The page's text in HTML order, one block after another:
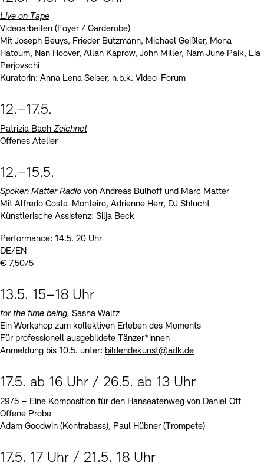
Live on Tape
Videoarbeiten (Foyer / Garderobe)
Mit Joseph Beuys, Frieder Butzmann, Michael Geißler, Mona
Hatoum, Nan Hoover, Allan Kaprow, John Miller, Nam June Paik, Lia
Perjovschi
Kuratorin: Anna Lena Seiser, n.b.k. Video-Forum
12.–17.5.
Patrizia Bach Zeichnet
Offenes Atelier
12.–15.5.
Spoken Matter Radio von Andreas Bülhoff und Marc Matter
Mit Alfredo Costa-Monteiro, Adrienne Herr, DJ Shlucht
Künstlerische Assistenz: Silja Beck
Performance: 14.5. 20 Uhr
DE/EN
€ 7,50/5
13.5. 15–18 Uhr
for the time being, Sasha Waltz
Ein Workshop zum kollektiven Erleben des Moments
Für professionell ausgebildete Tänzer*innen
Anmeldung bis 10.5. unter: bildendekunst@adk.de
17.5. ab 16 Uhr / 26.5. ab 13 Uhr
29/5 – Eine Komposition für den Hanseatenweg von Daniel Ott
Offene Probe
Adam Goodwin (Kontrabass), Paul Hübner (Trompete)
17.5. 17 Uhr / 21.5. 18 Uhr